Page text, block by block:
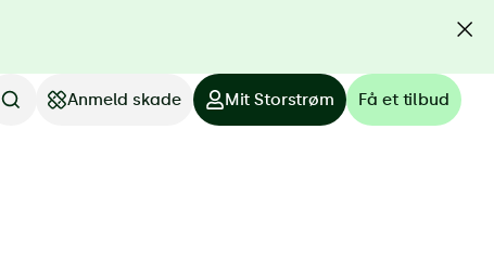
Få et tilbud
Mit Storstrøm
Anmeld skade